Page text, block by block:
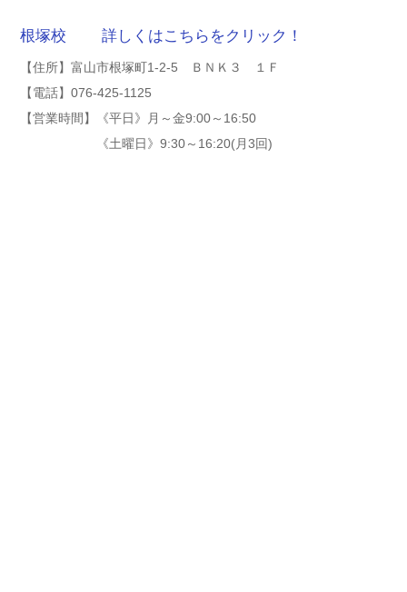
根塚校 詳しくはこちらをクリック！
【住所】富山市根塚町1-2-5 ＢＮＫ３ １Ｆ
【電話】076-425-1125
【営業時間】《平日》月～金9:00～16:50
《土曜日》9:30～16:20(月3回)